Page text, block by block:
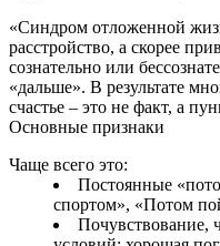
«Синдром отложенной
расстройство, а скорее
сознательно или
«дальше». В результате
счастье – это не факт, а
Основные признаки
Чаще всего это:
Постоянные
спортом», «Потом
Почувствование,